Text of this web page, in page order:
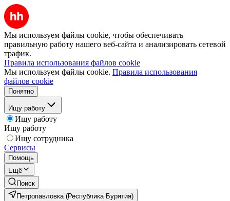
Мы используем файлы cookie, чтобы обеспечивать
правильную работу нашего веб-сайта и анализировать сетевой
трафик.
Правила использования файлов cookie
Мы используем файлы cookie. Правила использования
файлов cookie
Понятно
Ищу работу
Ищу работу
Ищу работу
Ищу сотрудника
Сервисы
Помощь
Ещё
Поиск
Петропавловка (Республика Бурятия)